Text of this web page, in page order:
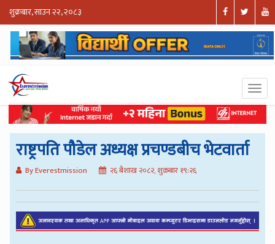
शुक्रबार, साउन २२, २०८३
राष्ट्रपति पौडेल अध्यक्ष प्रचण्डबीच भेटवार्ता
By Everestmission २६ बैशाख २०८२, शुक्रबार १९:२६